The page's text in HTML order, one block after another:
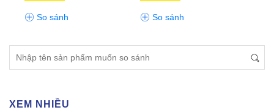
So sánh So sánh
XEM NHIỀU